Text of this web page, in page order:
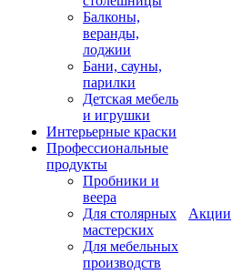
Балконы,
веранды,
лоджии
Бани, сауны,
парилки
Детская мебель
и игрушки
Интерьерные краски
Профессиональные
продукты
Пробники и
веера
Для столярных
мастерских
Для мебельных
производств
Акции